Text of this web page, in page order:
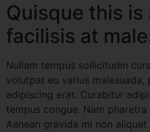
Quisque this is
facilisis at
Nullam tempus sollicitudin
volutpat eu varius malesuada,
adipiscing erat. Curabitur
tempus congue. Nam
Aenean gravida mi non